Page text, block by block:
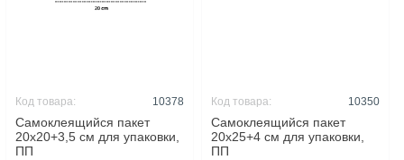
Самоклеящийся пакет
20x20+3,5 см для упаковки,
ПП
Код товара: 10378
Самоклеящийся пакет
20x25+4 см для упаковки,
ПП
Код товара: 10350